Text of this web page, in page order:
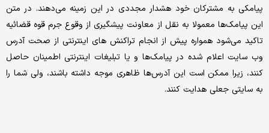
پیامکی به مشترکان خود هشدار مجددی در این زمینه می‌دهند. در متن
این پیامک‌ها معمولا به نقل از معاونت پیشگیری از وقوع جرم قوه قضائیه
تاکید می‌شود همواره پیش از انجام تراکنش های اینترنتی از صحت آدرس
وب سایت اعلام شده در پیامک‌ها و یا تبلیغات اینترنتی اطمینان حاصل
کنند، زیرا ممکن است این آدرس‌ها ظاهری موجه داشته باشند، ولی شما را
به سایتی جعلی هدایت کنند.